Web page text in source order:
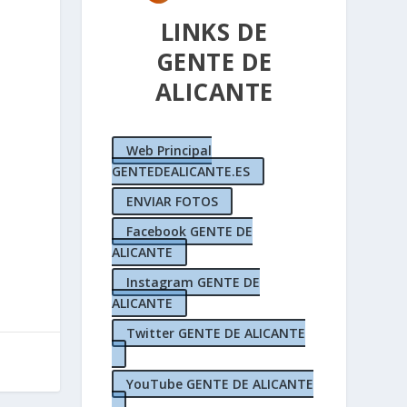
LINKS DE
GENTE DE
ALICANTE
Web Principal
GENTEDEALICANTE.ES
ENVIAR FOTOS
Facebook GENTE DE
ALICANTE
Instagram GENTE DE
ALICANTE
Twitter GENTE DE ALICANTE
YouTube GENTE DE ALICANTE